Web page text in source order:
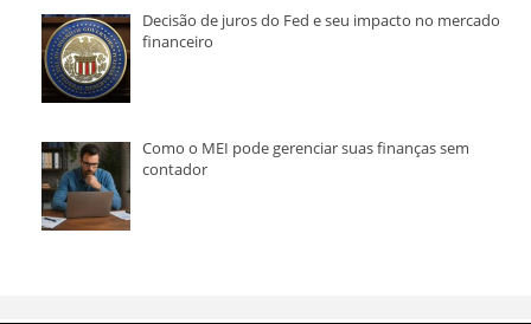
Decisão de juros do Fed e seu impacto no mercado
financeiro
Como o MEI pode gerenciar suas finanças sem
contador